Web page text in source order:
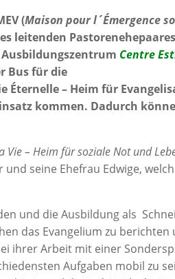
(Maison pour l´Émergence
leitenden Pastorenehepaares
Ausbildungszentrum Centre
Bus für die
Éternelle – Heim für
kommen. Dadurch
Vie – Heim für soziale Not und
seine Ehefrau Edwige,
und die Ausbildung als
das Evangelium zu berichten
ihrer Arbeit mit einer
Aufgaben mobil zu